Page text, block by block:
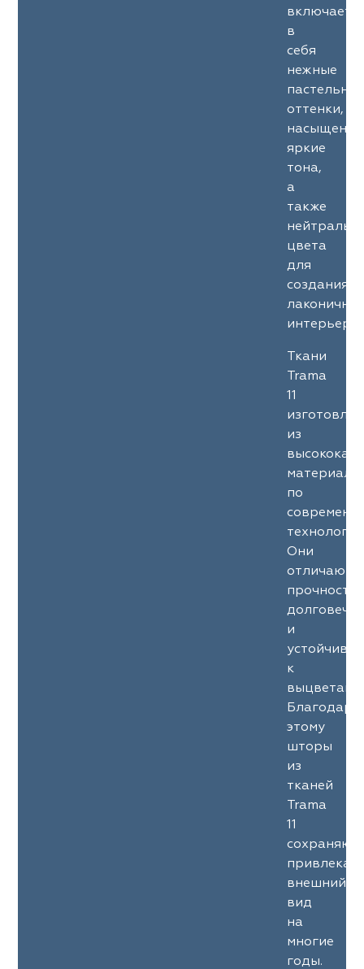
включает
в
себя
нежные
оттенки,
яркие
тона,
а
также
цвета
для
создания
Ткани
Trama
11
из
по
Они
и
к
Благодаря
этому
шторы
из
тканей
Trama
11
сохраняют
внешний
вид
на
многие
годы.